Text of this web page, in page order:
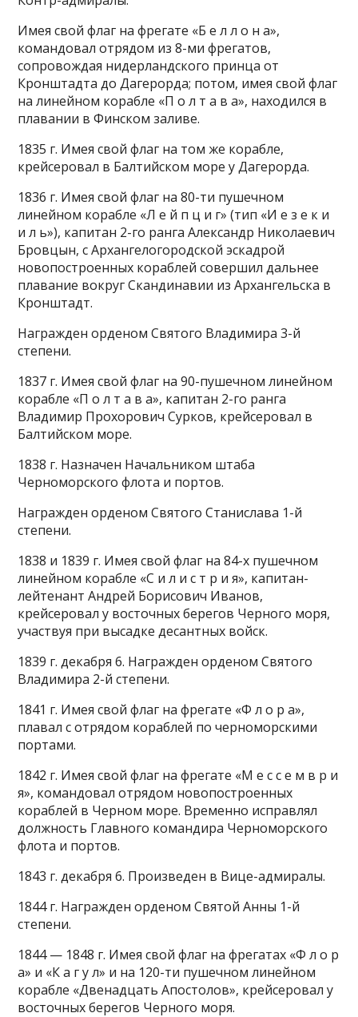
Имея свой флаг на фрегате «Б е л л о н а»,
командовал отрядом из 8-ми фрегатов,
сопровождая нидерландского принца от
Кронштадта до Дагерорда; потом, имея свой флаг
на линейном корабле «П о л т а в а», находился в
плавании в Финском заливе.
1835 г. Имея свой флаг на том же корабле,
крейсеровал в Балтийском море у Дагерорда.
1836 г. Имея свой флаг на 80-ти пушечном
линейном корабле «Л е й п ц и г» (тип «И е з е к и
и л ь»), капитан 2-го ранга Александр Николаевич
Бровцын, с Архангелогородской эскадрой
новопостроенных кораблей совершил дальнее
плавание вокруг Скандинавии из Архангельска в
Кронштадт.
Награжден орденом Святого Владимира 3-й
степени.
1837 г. Имея свой флаг на 90-пушечном линейном
корабле «П о л т а в а», капитан 2-го ранга
Владимир Прохорович Сурков, крейсеровал в
Балтийском море.
1838 г. Назначен Начальником штаба
Черноморского флота и портов.
Награжден орденом Святого Станислава 1-й
степени.
1838 и 1839 г. Имея свой флаг на 84-х пушечном
линейном корабле «С и л и с т р и я», капитан-
лейтенант Андрей Борисович Иванов,
крейсеровал у восточных берегов Черного моря,
участвуя при высадке десантных войск.
1839 г. декабря 6. Награжден орденом Святого
Владимира 2-й степени.
1841 г. Имея свой флаг на фрегате «Ф л о р а»,
плавал с отрядом кораблей по черноморскими
портами.
1842 г. Имея свой флаг на фрегате «М е с с е м в р и
я», командовал отрядом новопостроенных
кораблей в Черном море. Временно исправлял
должность Главного командира Черноморского
флота и портов.
1843 г. декабря 6. Произведен в Вице-адмиралы.
1844 г. Награжден орденом Святой Анны 1-й
степени.
1844 — 1848 г. Имея свой флаг на фрегатах «Ф л о р
а» и «К а г у л» и на 120-ти пушечном линейном
корабле «Двенадцать Апостолов», крейсеровал у
восточных берегов Черного моря.